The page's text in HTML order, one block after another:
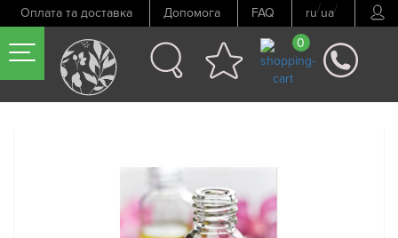
Оплата та доставка Допомога FAQ ru/ua/
0
Попередній товар Наступний товар